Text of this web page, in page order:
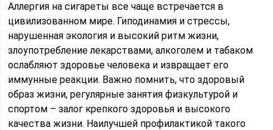
Аллергия на сигареты все чаще встречается в
цивилизованном мире. Гиподинамия и стрессы,
нарушенная экология и высокий ритм жизни,
злоупотребление лекарствами, алкоголем и табаком
ослабляют здоровье человека и извращает его
иммунные реакции. Важно помнить, что здоровый
образ жизни, регулярные занятия физкультурой и
спортом – залог крепкого здоровья и высокого
качества жизни. Наилучшей профилактикой такого